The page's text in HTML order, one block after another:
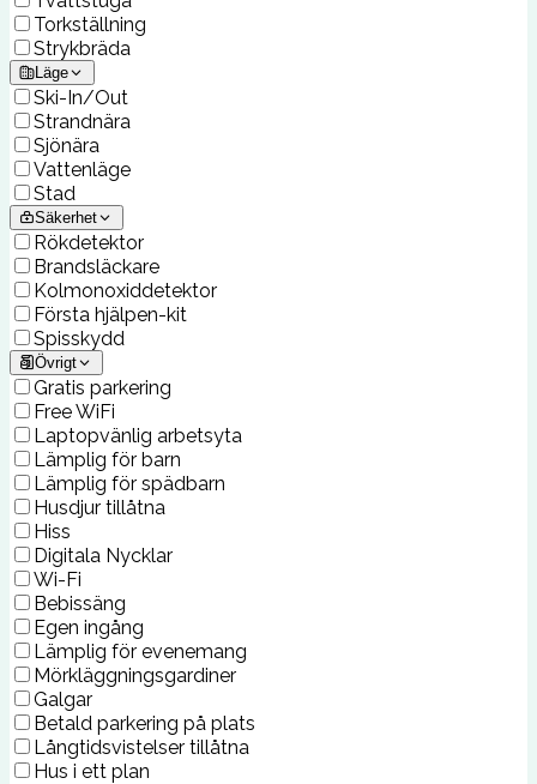
Torkställning
Strykbräda
Läge
Ski-In/Out
Strandnära
Sjönära
Vattenläge
Stad
Säkerhet
Rökdetektor
Brandsläckare
Kolmonoxiddetektor
Första hjälpen-kit
Spisskydd
Övrigt
Gratis parkering
Free WiFi
Laptopvänlig arbetsyta
Lämplig för barn
Lämplig för spädbarn
Husdjur tillåtna
Hiss
Digitala Nycklar
Wi-Fi
Bebissäng
Egen ingång
Lämplig för evenemang
Mörkläggningsgardiner
Galgar
Betald parkering på plats
Långtidsvistelser tillåtna
Hus i ett plan